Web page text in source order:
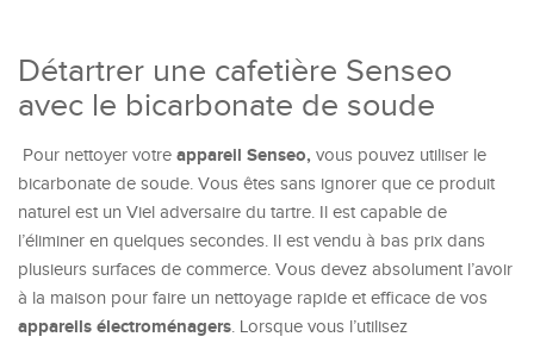
Détartrer une cafetière Senseo
avec le bicarbonate de soude
Pour nettoyer votre appareil Senseo, vous pouvez utiliser le
bicarbonate de soude. Vous êtes sans ignorer que ce produit
naturel est un Viel adversaire du tartre. Il est capable de
l’éliminer en quelques secondes. Il est vendu à bas prix dans
plusieurs surfaces de commerce. Vous devez absolument l’avoir
à la maison pour faire un nettoyage rapide et efficace de vos
appareils électroménagers. Lorsque vous l’utilisez